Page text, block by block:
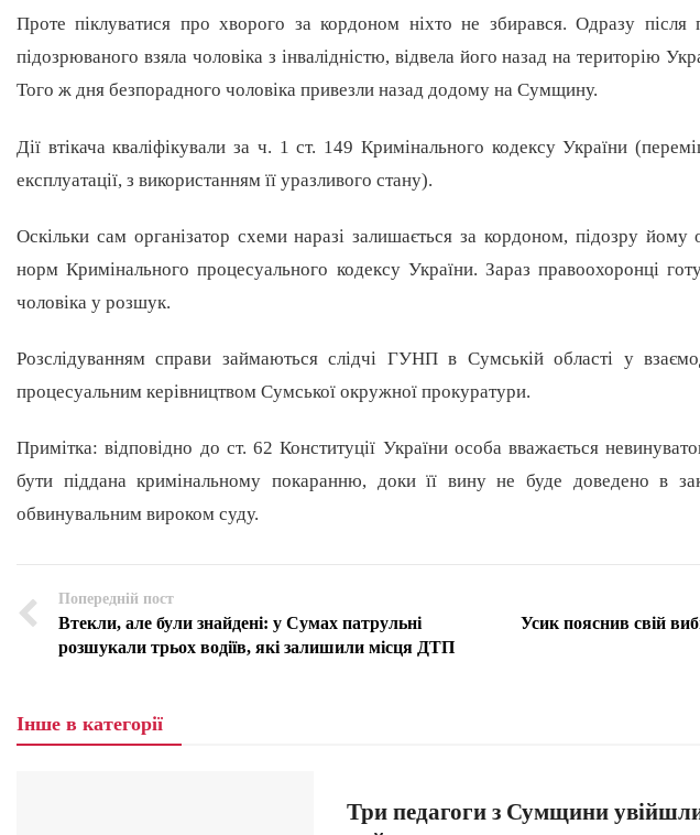
Проте піклуватися про хворого за кордоном ніхто не збирався. Одразу
підозрюваного взяла чоловіка з інвалідністю, відвела його назад на територію
Того ж дня безпорадного чоловіка привезли назад додому на Сумщину.
Дії втікача кваліфікували за ч. 1 ст. 149 Кримінального кодексу України
експлуатації, з використанням її уразливого стану).
Оскільки сам організатор схеми наразі залишається за кордоном, підозру йому
норм Кримінального процесуального кодексу України. Зараз правоохоронці
чоловіка у розшук.
Розслідуванням справи займаються слідчі ГУНП в Сумській області у
процесуальним керівництвом Сумської окружної прокуратури.
Примітка: відповідно до ст. 62 Конституції України особа вважається
бути піддана кримінальному покаранню, доки її вину не буде доведено в
обвинувальним вироком суду.
Попередній пост
Втекли, але були знайдені: у Сумах патрульні
розшукали трьох водіїв, які залишили місця ДТП
Усик пояснив свій
Інше в категорії
Три педагоги з Сумщини